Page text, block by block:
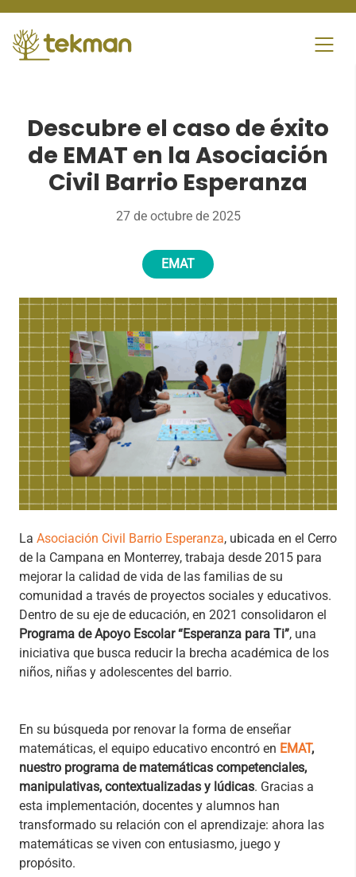
content
Descubre el caso de éxito
de EMAT en la Asociación
Civil Barrio Esperanza
27 de octubre de 2025
EMAT
La Asociación Civil Barrio Esperanza, ubicada en el Cerro
de la Campana en Monterrey, trabaja desde 2015 para
mejorar la calidad de vida de las familias de su
comunidad a través de proyectos sociales y educativos.
Dentro de su eje de educación, en 2021 consolidaron el
Programa de Apoyo Escolar “Esperanza para Ti”, una
iniciativa que busca reducir la brecha académica de los
niños, niñas y adolescentes del barrio.
En su búsqueda por renovar la forma de enseñar
matemáticas, el equipo educativo encontró en EMAT,
nuestro programa de matemáticas competenciales,
manipulativas, contextualizadas y lúdicas. Gracias a
esta implementación, docentes y alumnos han
transformado su relación con el aprendizaje: ahora las
matemáticas se viven con entusiasmo, juego y
propósito.